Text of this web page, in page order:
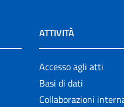
ATTIVITÀ
Accesso agli atti
Basi di dati
Collaborazioni